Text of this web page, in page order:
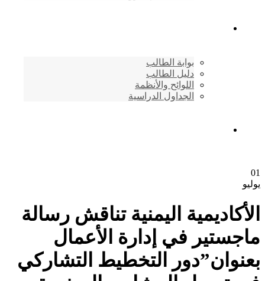
بوابة الطالب
دليل الطالب
اللوائح والأنظمة
الجداول الدراسية
01
يوليو
الأكاديمية اليمنية تناقش رسالة
ماجستير في إدارة الأعمال
بعنوان”دور التخطيط التشاركي